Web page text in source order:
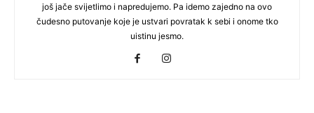
još jače svijetlimo i napredujemo. Pa idemo zajedno na ovo
čudesno putovanje koje je ustvari povratak k sebi i onome tko
uistinu jesmo.